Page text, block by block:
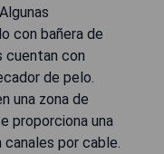
con bañera de
cuentan con
de pelo.
una zona de
proporciona una
por cable.